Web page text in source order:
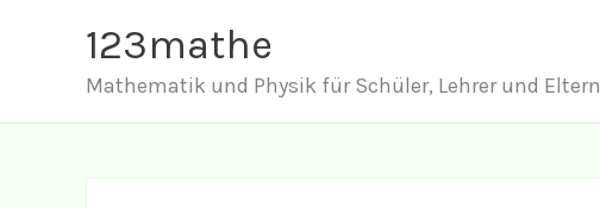
123mathe
Mathematik und Physik für Schüler, Lehrer und Eltern